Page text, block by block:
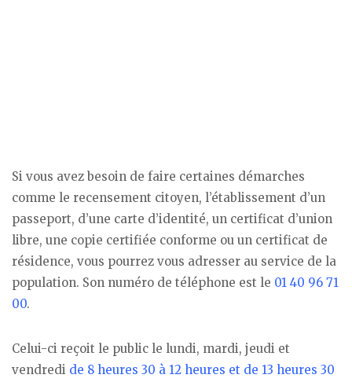
Si vous avez besoin de faire certaines démarches
comme le recensement citoyen, l’établissement d’un
passeport, d’une carte d’identité, un certificat d’union
libre, une copie certifiée conforme ou un certificat de
résidence, vous pourrez vous adresser au service de la
population. Son numéro de téléphone est le 01 40 96 71
00.
Celui-ci reçoit le public le lundi, mardi, jeudi et
vendredi de 8 heures 30 à 12 heures et de 13 heures 30